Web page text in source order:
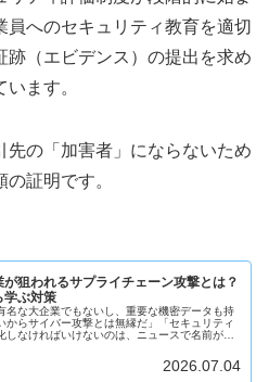
員へのセキュリティ教育を適切
跡（エビデンス）の提出を求め
ます。
先の「加害者」にならないため
証明です。
が狙われるサプライチェーン攻撃とは？
学ぶ対策
名な大企業でもないし、重要な機密データも持
からサイバー攻撃とは無縁だ」「セキュリティ
しなければいけないのは、ニュースで名前が出
2026.07.04